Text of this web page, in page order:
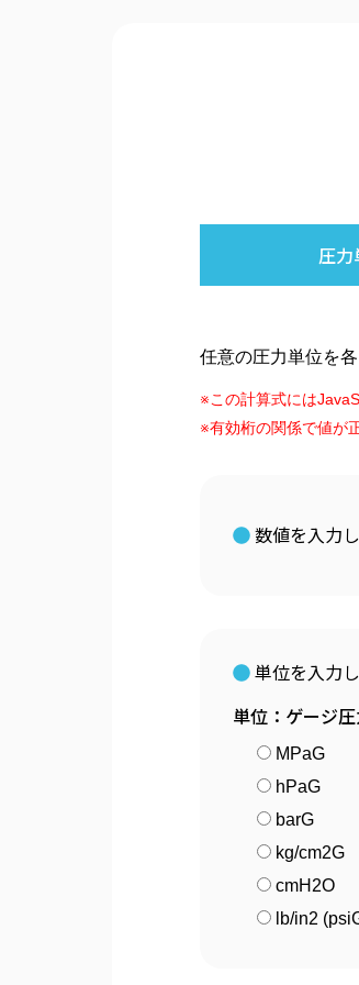
圧
任意の圧力単位を
※この計算式には
※有効桁の関係で値が
数値を入力
単位を入力
単位：ゲージ
MPaG
hPaG
barG
kg/cm2G
cmH2O
lb/in2